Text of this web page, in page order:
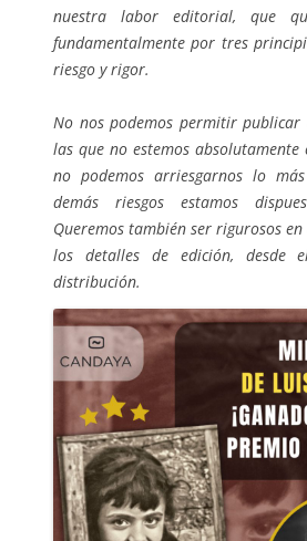
nuestra labor editorial, que
fundamentalmente por tres
riesgo y rigor.
No nos podemos permitir
las que no estemos absolutamente
no podemos arriesgarnos lo
demás riesgos estamos
Queremos también ser rigurosos
los detalles de edición, desde
distribución.